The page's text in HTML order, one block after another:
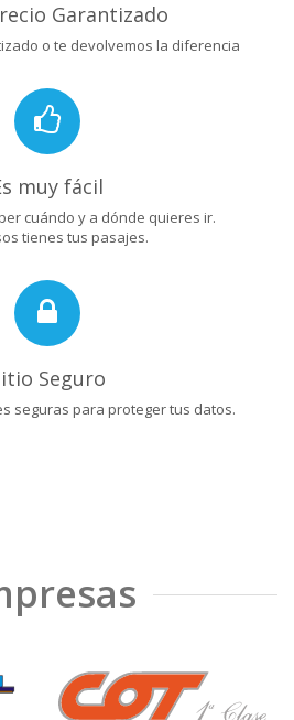
Garantizado
o te devolvemos la diferencia
muy fácil
cuándo y a dónde quieres ir.
tienes tus pasajes.
Seguro
seguras para proteger tus datos.
❯